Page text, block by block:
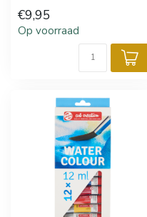
€9,95
Op voorraad